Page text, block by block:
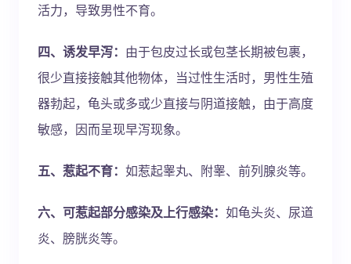
活力，导致男性不育。
四、诱发早泻： 由于包皮过长或包茎长期被包裹，
很少直接接触其他物体，当过性生活时，男性生殖
器勃起，龟头或多或少直接与阴道接触，由于高度
敏感，因而呈现早泻现象。
五、惹起不育： 如惹起睾丸、附睾、前列腺炎等。
六、可惹起部分感染及上行感染： 如龟头炎、尿道
炎、膀胱炎等。